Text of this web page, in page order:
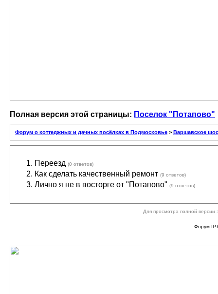
Полная версия этой страницы: Поселок "Потапово"
Форум о коттеджных и дачных посёлках в Подмосковье > Варшавское
Переезд (0 ответов)
Как сделать качественный ремонт (9 ответов)
Лично я не в восторге от "Потапово" (9 ответов)
Для просмотра полной
Форум